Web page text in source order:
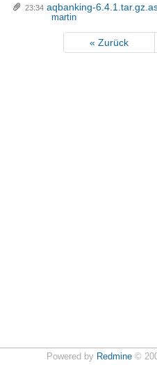
23:34 aqbanking-
martin
« Zurück
Powered by Redmine©